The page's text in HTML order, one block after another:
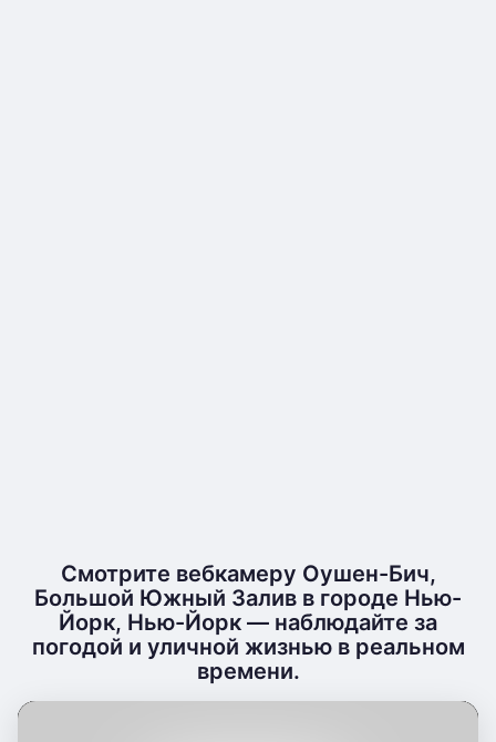
Смотрите вебкамеру Оушен-Бич,
Большой Южный Залив в городе Нью-
Йорк, Нью-Йорк — наблюдайте за
погодой и уличной жизнью в реальном
времени.